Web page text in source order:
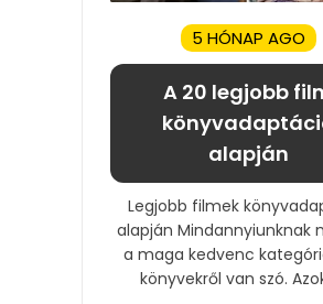
5 HÓNAP AGO
A 20 legjobb
alapján
Legjobb filmek
alapján Mindannyiunknak
a maga kedvenc
könyvekről van szó.